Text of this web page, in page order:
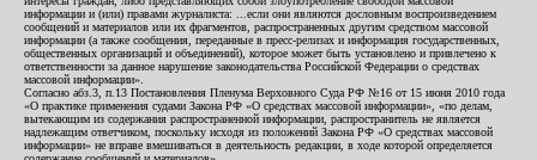
информации и (или) правами журналиста: ...если они являются дословным воспроизведением
сообщений и материалов или их фрагментов, распространенных другим средством массовой
информации (а также сообщения, переданные в пресс-релизах и информация государственных,
общественных организаций и объединений), которое может быть установлено и привлечено к
ответственности за данное нарушение законодательства Российской Федерации о средствах
массовой информации».
Согласно абз.3, п.13 Постановления Пленума Верховного Суда РФ №16 от 15 июня 2010 года
«О практике применения судами Закона РФ «О средствах массовой информации», «по делам,
вытекающим из содержания распространенной информации, распространитель не является
надлежащим ответчиком, поскольку исходя из положений Закона РФ «О средствах массовой
информации» не вправе вмешиваться в деятельность редакции, в ходе которой определяется